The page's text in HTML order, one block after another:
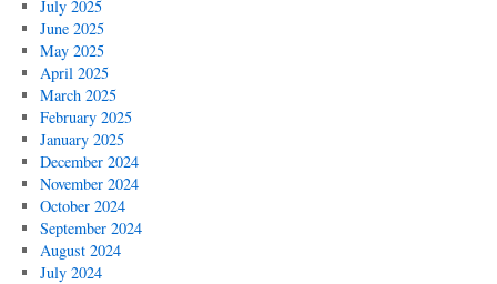
July 2025
June 2025
May 2025
April 2025
March 2025
February 2025
January 2025
December 2024
November 2024
October 2024
September 2024
August 2024
July 2024